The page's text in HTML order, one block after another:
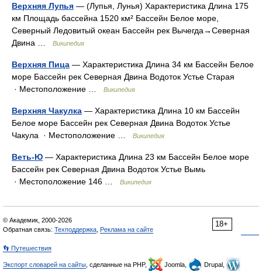
Верхняя Лупья — (Лупья, Лунья) Характеристика Длина 175
км Площадь бассейна 1520 км² Бассейн Белое море,
Северный Ледовитый океан Бассейн рек Вычегда→Северная
Двина …
Википедия
Верхняя Пица — Характеристика Длина 34 км Бассейн Белое
море Бассейн рек Северная Двина Водоток Устье Старая
· Местоположение …
Википедия
Верхняя Чакулка — Характеристика Длина 10 км Бассейн
Белое море Бассейн рек Северная Двина Водоток Устье
Чакула · Местоположение …
Википедия
Веть-Ю — Характеристика Длина 23 км Бассейн Белое море
Бассейн рек Северная Двина Водоток Устье Вымь
· Местоположение 146 …
Википедия
18+
© Академик, 2000-2026
Обратная связь: Техподдержка Реклама на сайте
👣 Путешествия
Экспорт словарей на сайты , сделанные на PHP, Joomla,
Drupal,